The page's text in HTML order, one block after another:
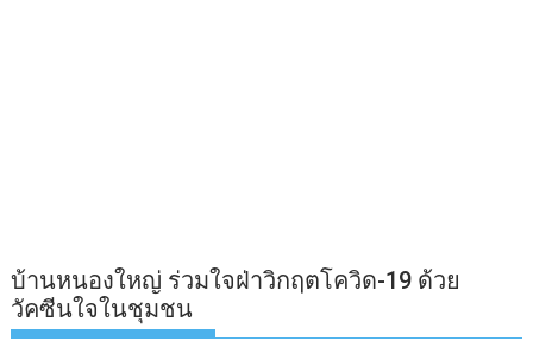
บ้านหนองใหญ่ ร่วมใจฝ่าวิกฤตโควิด-19 ด้วย
วัคซีนใจในชุมชน